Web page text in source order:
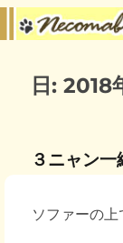
日:2018
３ニャン一
ソファーの上